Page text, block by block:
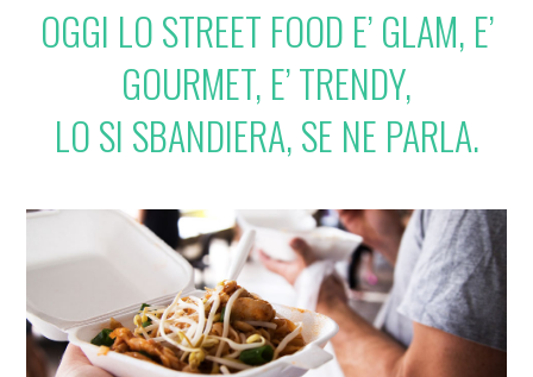
OGGI LO STREET FOOD E’ GLAM, E’
GOURMET, E’ TRENDY,
LO SI SBANDIERA, SE NE PARLA.